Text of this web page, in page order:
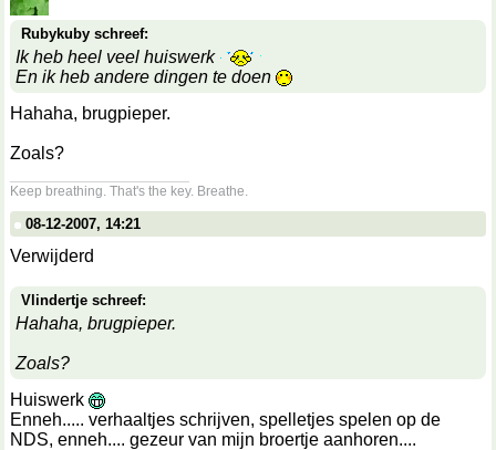
Rubykuby schreef:
Ik heb heel veel huiswerk
En ik heb andere dingen te doen
Hahaha, brugpieper.
Zoals?
Keep breathing. That's the key. Breathe.
08-12-2007, 14:21
Verwijderd
Vlindertje schreef:
Hahaha, brugpieper.
Zoals?
Huiswerk
Enneh..... verhaaltjes schrijven, spelletjes spelen op de
NDS, enneh.... gezeur van mijn broertje aanhoren....